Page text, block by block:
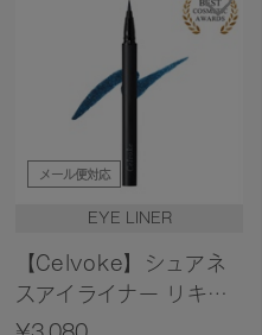
メール便対応
EYE LINER
【Celvoke】シュアネ
スアイライナー リキッ
ドC［05,06］